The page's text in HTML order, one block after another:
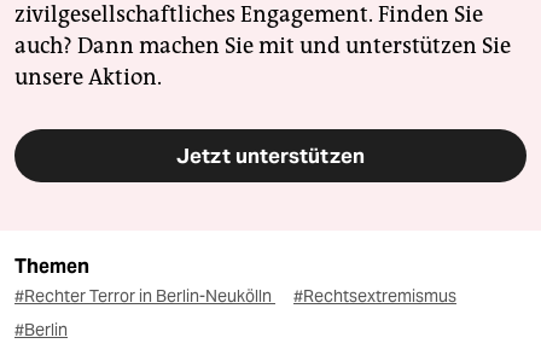
zivilgesellschaftliches Engagement. Finden Sie
auch? Dann machen Sie mit und unterstützen Sie
unsere Aktion.
Jetzt unterstützen
Themen
#Rechter Terror in Berlin-Neukölln
#Rechtsextremismus
#Berlin